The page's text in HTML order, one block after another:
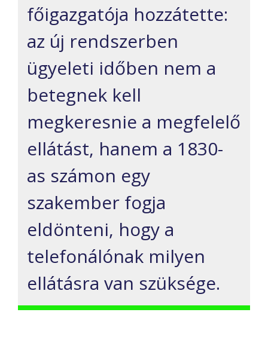
főigazgatója hozzátette:
az új rendszerben
ügyeleti időben nem a
betegnek kell
megkeresnie a megfelelő
ellátást, hanem a 1830-
as számon egy
szakember fogja
eldönteni, hogy a
telefonálónak milyen
ellátásra van szüksége.